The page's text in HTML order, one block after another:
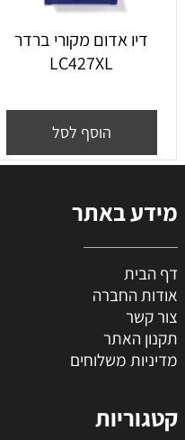
דיו אדום מקורי ברדר
LC427XL
הוסף לסל
מידע באתר
דף הבית
אודות החברה
צור קשר
תקנון האתר
מדיניות משלוחים
קטגוריות